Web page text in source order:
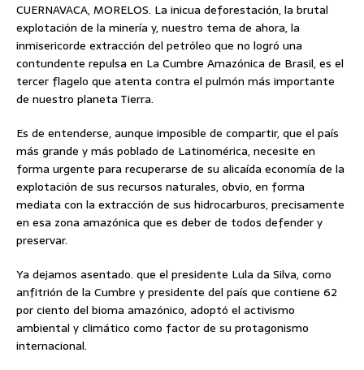
CUERNAVACA, MORELOS. La inicua deforestación, la brutal
explotación de la minería y, nuestro tema de ahora, la
inmisericorde extracción del petróleo que no logró una
contundente repulsa en La Cumbre Amazónica de Brasil, es el
tercer flagelo que atenta contra el pulmón más importante
de nuestro planeta Tierra.
Es de entenderse, aunque imposible de compartir, que el país
más grande y más poblado de Latinomérica, necesite en
forma urgente para recuperarse de su alicaída economía de la
explotación de sus recursos naturales, obvio, en forma
mediata con la extracción de sus hidrocarburos, precisamente
en esa zona amazónica que es deber de todos defender y
preservar.
Ya dejamos asentado. que el presidente Lula da Silva, como
anfitrión de la Cumbre y presidente del país que contiene 62
por ciento del bioma amazónico, adoptó el activismo
ambiental y climático como factor de su protagonismo
internacional.